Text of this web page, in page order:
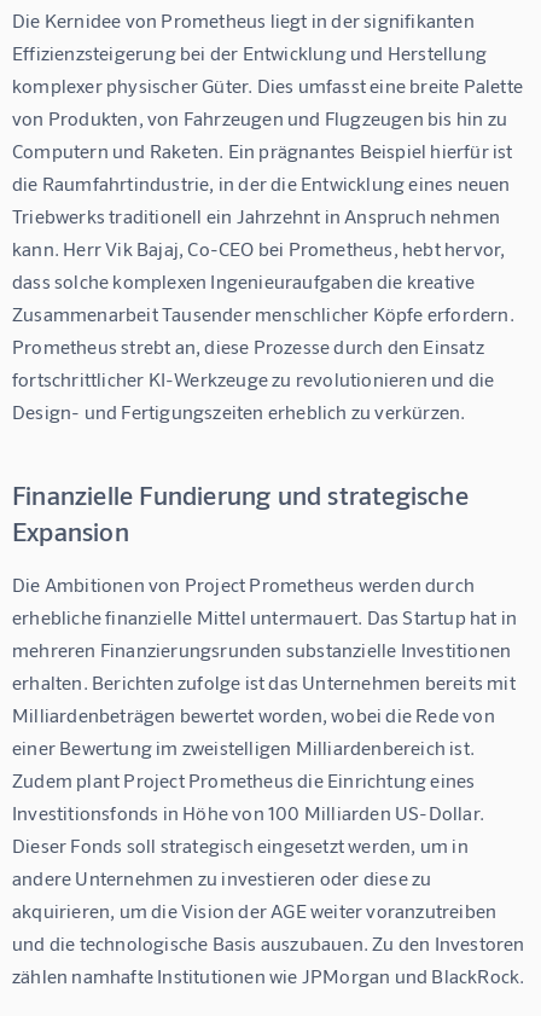
Die Kernidee von Prometheus liegt in der signifikanten
Effizienzsteigerung bei der Entwicklung und Herstellung
komplexer physischer Güter. Dies umfasst eine breite Palette
von Produkten, von Fahrzeugen und Flugzeugen bis hin zu
Computern und Raketen. Ein prägnantes Beispiel hierfür ist
die Raumfahrtindustrie, in der die Entwicklung eines neuen
Triebwerks traditionell ein Jahrzehnt in Anspruch nehmen
kann. Herr Vik Bajaj, Co-CEO bei Prometheus, hebt hervor,
dass solche komplexen Ingenieuraufgaben die kreative
Zusammenarbeit Tausender menschlicher Köpfe erfordern.
Prometheus strebt an, diese Prozesse durch den Einsatz
fortschrittlicher KI-Werkzeuge zu revolutionieren und die
Design- und Fertigungszeiten erheblich zu verkürzen.
Finanzielle Fundierung und strategische
Expansion
Die Ambitionen von Project Prometheus werden durch
erhebliche finanzielle Mittel untermauert. Das Startup hat in
mehreren Finanzierungsrunden substanzielle Investitionen
erhalten. Berichten zufolge ist das Unternehmen bereits mit
Milliardenbeträgen bewertet worden, wobei die Rede von
einer Bewertung im zweistelligen Milliardenbereich ist.
Zudem plant Project Prometheus die Einrichtung eines
Investitionsfonds in Höhe von 100 Milliarden US-Dollar.
Dieser Fonds soll strategisch eingesetzt werden, um in
andere Unternehmen zu investieren oder diese zu
akquirieren, um die Vision der AGE weiter voranzutreiben
und die technologische Basis auszubauen. Zu den Investoren
zählen namhafte Institutionen wie JPMorgan und BlackRock.